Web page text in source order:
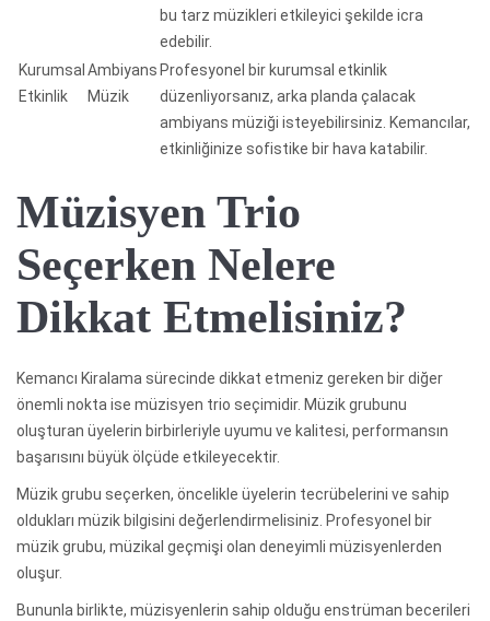
bu tarz müzikleri etkileyici şekilde icra
edebilir.
Kurumsal
Etkinlik
Ambiyans
Müzik
Profesyonel bir kurumsal etkinlik
düzenliyorsanız, arka planda çalacak
ambiyans müziği isteyebilirsiniz. Kemancılar,
etkinliğinize sofistike bir hava katabilir.
Müzisyen Trio
Seçerken Nelere
Dikkat Etmelisiniz?
Kemancı Kiralama sürecinde dikkat etmeniz gereken bir diğer
önemli nokta ise müzisyen trio seçimidir. Müzik grubunu
oluşturan üyelerin birbirleriyle uyumu ve kalitesi, performansın
başarısını büyük ölçüde etkileyecektir.
Müzik grubu seçerken, öncelikle üyelerin tecrübelerini ve sahip
oldukları müzik bilgisini değerlendirmelisiniz. Profesyonel bir
müzik grubu, müzikal geçmişi olan deneyimli müzisyenlerden
oluşur.
Bununla birlikte, müzisyenlerin sahip olduğu enstrüman becerileri